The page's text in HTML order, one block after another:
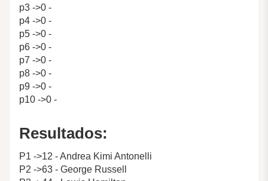
p3 ->0 -
p4 ->0 -
p5 ->0 -
p6 ->0 -
p7 ->0 -
p8 ->0 -
p9 ->0 -
p10 ->0 -
Resultados:
P1 ->12 - Andrea Kimi Antonelli
P2 ->63 - George Russell